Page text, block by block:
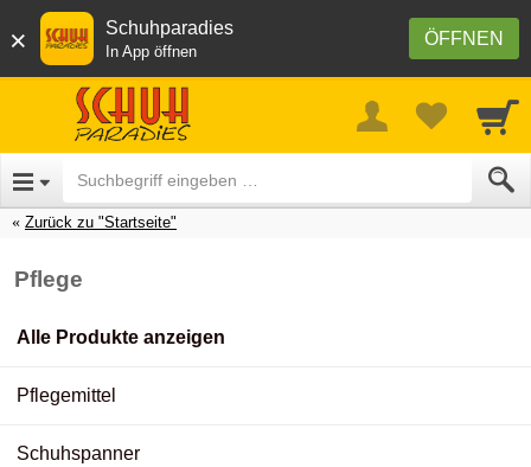
× ÖFFNEN
Schuhparadies
In App öffnen
Zurück zu "Startseite"
Pflege
Alle Produkte anzeigen
Pflegemittel
Schuhspanner